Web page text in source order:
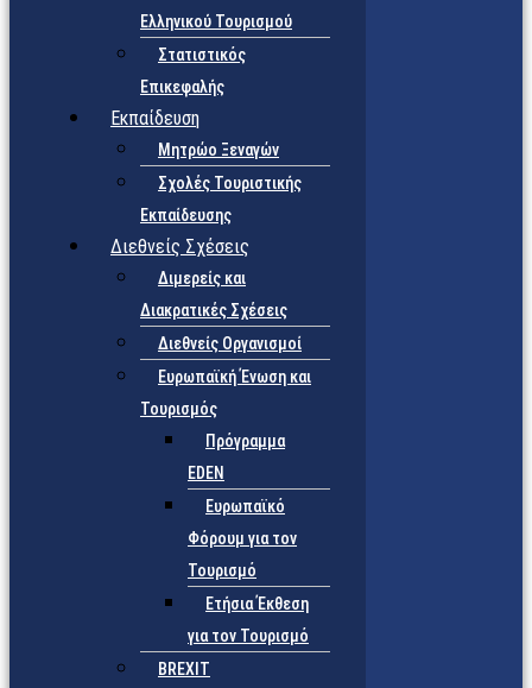
Ελληνικού Τουρισμού
Στατιστικός
Επικεφαλής
Εκπαίδευση
Μητρώο Ξεναγών
Σχολές Τουριστικής
Εκπαίδευσης
Διεθνείς Σχέσεις
Διμερείς και
Διακρατικές Σχέσεις
Διεθνείς Οργανισμοί
Ευρωπαϊκή Ένωση και
Τουρισμός
Πρόγραμμα
EDEN
Ευρωπαϊκό
Φόρουμ για τον
Τουρισμό
Ετήσια Έκθεση
για τον Τουρισμό
BREXIT